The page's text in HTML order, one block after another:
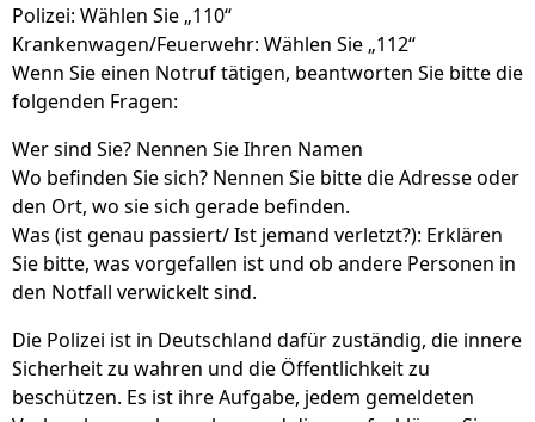
Polizei: Wählen Sie „110“
Krankenwagen/Feuerwehr: Wählen Sie „112“
Wenn Sie einen Notruf tätigen, beantworten Sie bitte die
folgenden Fragen:
Wer sind Sie? Nennen Sie Ihren Namen
Wo befinden Sie sich? Nennen Sie bitte die Adresse oder
den Ort, wo sie sich gerade befinden.
Was (ist genau passiert/ Ist jemand verletzt?): Erklären
Sie bitte, was vorgefallen ist und ob andere Personen in
den Notfall verwickelt sind.
Die Polizei ist in Deutschland dafür zuständig, die innere
Sicherheit zu wahren und die Öffentlichkeit zu
beschützen. Es ist ihre Aufgabe, jedem gemeldeten